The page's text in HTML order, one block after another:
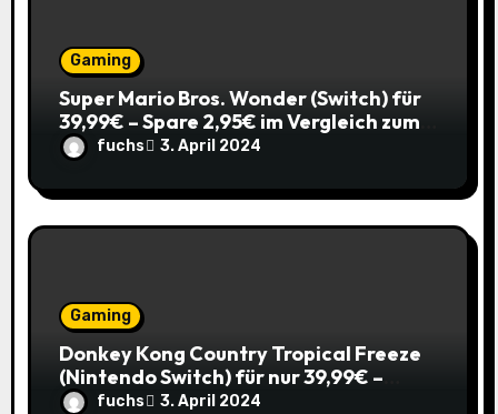
Gaming
Super Mario Bros. Wonder (Switch) für
39,99€ – Spare 2,95€ im Vergleich zum
Normalpreis! 🎮
fuchs 3. April 2024
Gaming
Donkey Kong Country Tropical Freeze
(Nintendo Switch) für nur 39,99€ –
Spare 16% im Vergleich zum alten Preis!
fuchs 3. April 2024